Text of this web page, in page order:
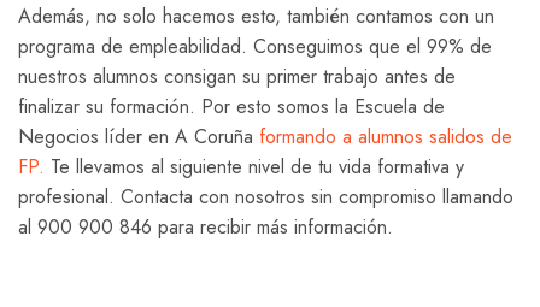
Además, no solo hacemos esto, también contamos con un
programa de empleabilidad. Conseguimos que el 99% de
nuestros alumnos consigan su primer trabajo antes de
finalizar su formación. Por esto somos la Escuela de
Negocios líder en A Coruña formando a alumnos salidos de
FP. Te llevamos al siguiente nivel de tu vida formativa y
profesional. Contacta con nosotros sin compromiso llamando
al 900 900 846 para recibir más información.